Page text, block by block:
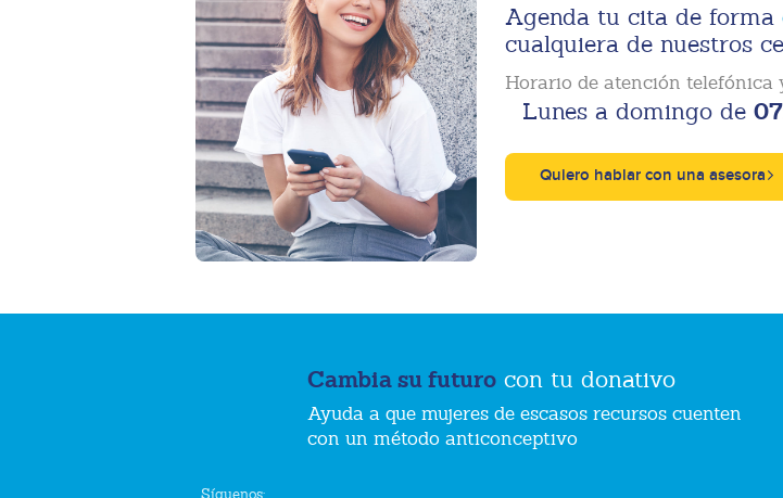
Agenda tu cita de forma
cualquiera de nuestros
Horario de atención telefónica
Lunes a domingo de
Quiero hablar con una asesora
Cambia su futuro con tu donativo
Ayuda a que mujeres de escasos recursos cuenten
con un método anticonceptivo